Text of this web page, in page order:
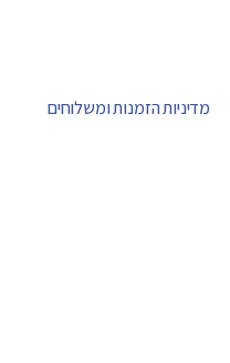
מדיניות הזמנות ומשלוחים